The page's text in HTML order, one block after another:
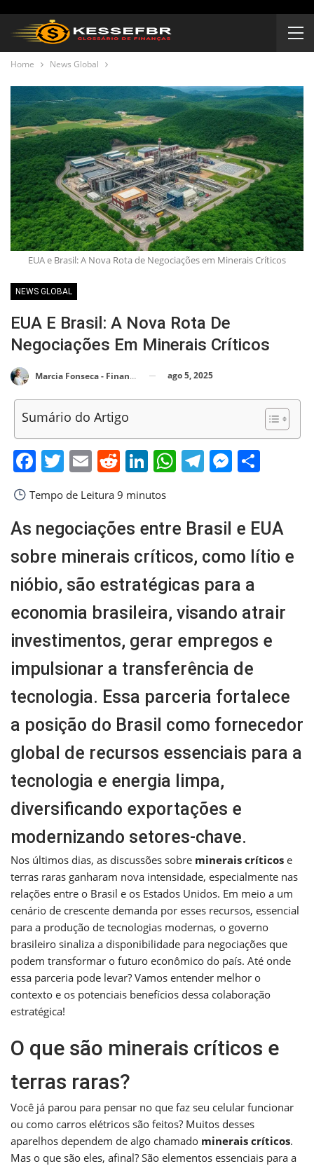
Home News Global
EUA e Brasil: A Nova Rota de Negociações em Minerais Críticos
NEWS GLOBAL
EUA E Brasil: A Nova Rota De
Negociações Em Minerais Críticos
Marcia Fonseca - Financial Consultant ago 5, 2025
Sumário do Artigo
Facebook
Twitter
EmailReddit
LinkedIn
WhatsApp
Telegram
Tempo de Leitura 9 minutos
As negociações entre Brasil e EUA
sobre minerais críticos, como lítio e
nióbio, são estratégicas para a
economia brasileira, visando atrair
investimentos, gerar empregos e
impulsionar a transferência de
tecnologia. Essa parceria fortalece
a posição do Brasil como fornecedor
global de recursos essenciais para a
tecnologia e energia limpa,
diversificando exportações e
modernizando setores-chave.
Nos últimos dias, as discussões sobre minerais críticos e
terras raras ganharam nova intensidade, especialmente nas
relações entre o Brasil e os Estados Unidos. Em meio a um
cenário de crescente demanda por esses recursos, essencial
para a produção de tecnologias modernas, o governo
brasileiro sinaliza a disponibilidade para negociações que
podem transformar o futuro econômico do país. Até onde
essa parceria pode levar? Vamos entender melhor o
contexto e os potenciais benefícios dessa colaboração
estratégica!
O que são minerais críticos e
terras raras?
Você já parou para pensar no que faz seu celular funcionar
ou como carros elétricos são feitos? Muitos desses
aparelhos dependem de algo chamado minerais críticos.
Mas o que são eles, afinal? São elementos essenciais para a